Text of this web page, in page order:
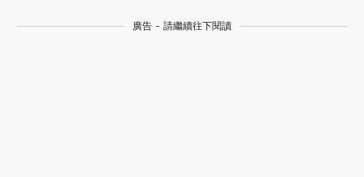
廣告 - 請繼續往下閱讀